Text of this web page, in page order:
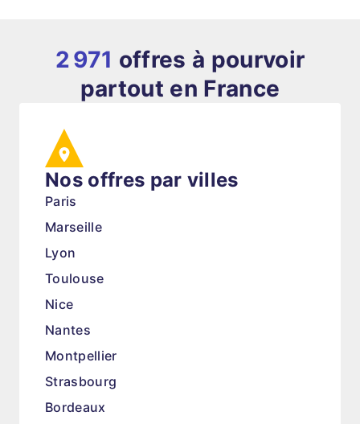
2 971 offres à pourvoir
partout en France
Nos offres par villes
Paris
Marseille
Lyon
Toulouse
Nice
Nantes
Montpellier
Strasbourg
Bordeaux